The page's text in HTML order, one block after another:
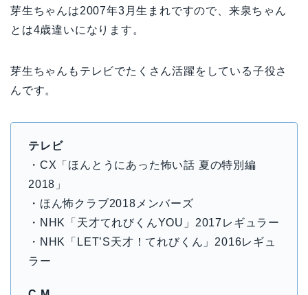
芽生ちゃんは2007年3月生まれですので、来泉ちゃん
とは4歳違いになります。
芽生ちゃんもテレビでたくさん活躍をしている子役さ
んです。
テレビ
・CX「ほんとうにあった怖い話 夏の特別編
2018」
・ほん怖クラブ2018メンバーズ
・NHK「天才てれびくんYOU」2017レギュラー
・NHK「LET’S天才！てれびくん」2016レギュ
ラー